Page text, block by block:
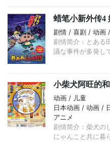
蜡笔小新外传4
剧情 / 喜剧 / 动画
剧情简介：とある
議な事件が多発し
小柴犬阿旺的
动画 / 儿童
日本动画 / 动画 /
アニメ
剧情简介：柴犬の
にゃんこと共に暮